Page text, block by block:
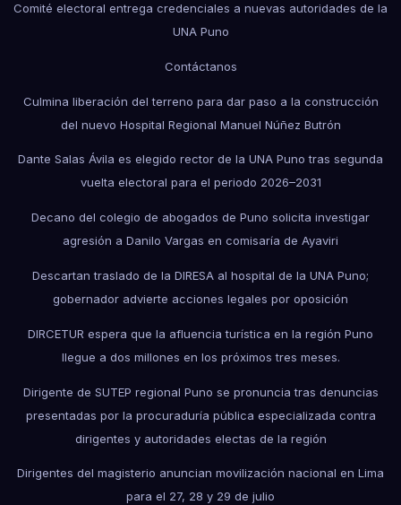
Comité electoral entrega credenciales a nuevas autoridades de la
UNA Puno
Contáctanos
Culmina liberación del terreno para dar paso a la construcción
del nuevo Hospital Regional Manuel Núñez Butrón
Dante Salas Ávila es elegido rector de la UNA Puno tras segunda
vuelta electoral para el periodo 2026–2031
Decano del colegio de abogados de Puno solicita investigar
agresión a Danilo Vargas en comisaría de Ayaviri
Descartan traslado de la DIRESA al hospital de la UNA Puno;
gobernador advierte acciones legales por oposición
DIRCETUR espera que la afluencia turística en la región Puno
llegue a dos millones en los próximos tres meses.
Dirigente de SUTEP regional Puno se pronuncia tras denuncias
presentadas por la procuraduría pública especializada contra
dirigentes y autoridades electas de la región
Dirigentes del magisterio anuncian movilización nacional en Lima
para el 27, 28 y 29 de julio